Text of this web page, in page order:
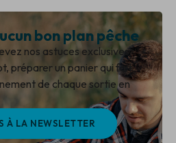
bon plan pêche
nos astuces exclusives
préparer un panier qui fait
de chaque sortie en
À LA NEWSLETTER